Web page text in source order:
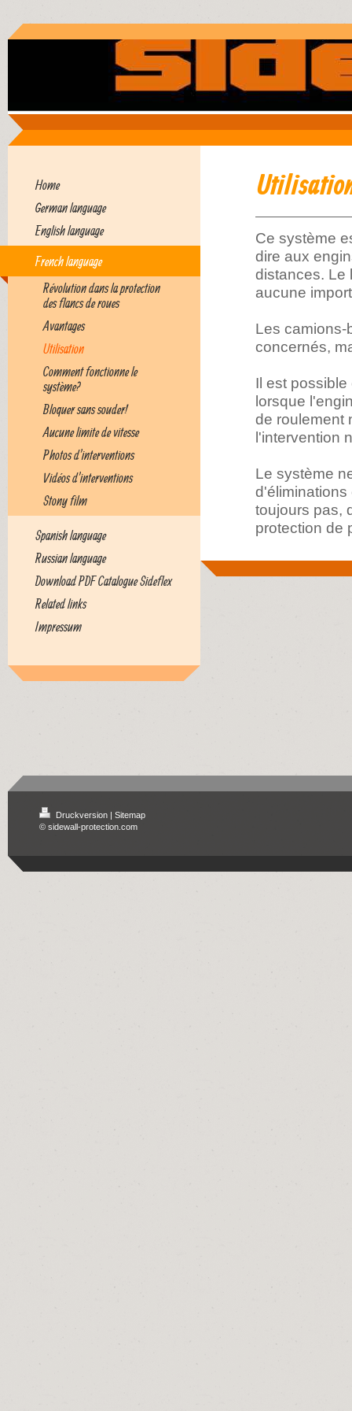
Home
German language
English language
French language
Révolution dans la protection
des flancs de roues
Avantages
Utilisation
Comment fonctionne le
système?
Bloquer sans souder!
Aucune limite de vitesse
Photos d'interventions
Vidéos d'interventions
Stony film
Spanish language
Russian language
Download PDF Catalogue Sideflex
Related links
Impressum
Ce système
dire aux
distances. Le
aucune
Les camions-
concernés,
Il est
lorsque
de roulement
l'intervention
Le système
toujours pas,
protection de
Druckversion | Sitemap
© sidewall-protection.com